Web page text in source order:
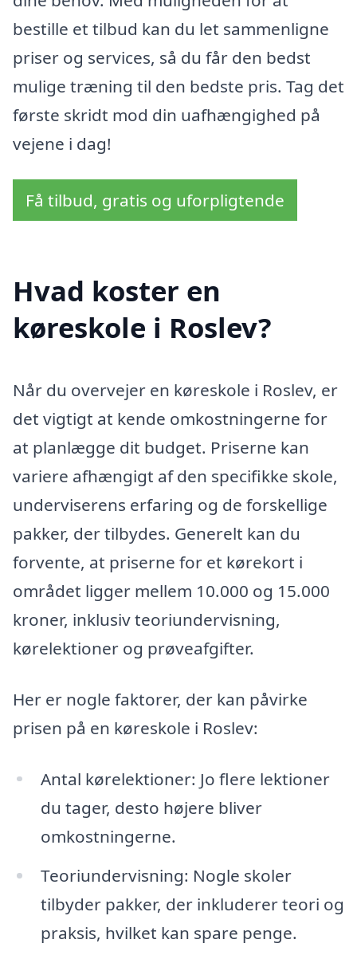
bestille et tilbud kan du let sammenligne
priser og services, så du får den bedst
mulige træning til den bedste pris. Tag det
første skridt mod din uafhængighed på
vejene i dag!
Få tilbud, gratis og uforpligtende
Hvad koster en
køreskole i Roslev?
Når du overvejer en køreskole i Roslev, er
det vigtigt at kende omkostningerne for
at planlægge dit budget. Priserne kan
variere afhængigt af den specifikke skole,
underviserens erfaring og de forskellige
pakker, der tilbydes. Generelt kan du
forvente, at priserne for et kørekort i
området ligger mellem 10.000 og 15.000
kroner, inklusiv teoriundervisning,
kørelektioner og prøveafgifter.
Her er nogle faktorer, der kan påvirke
prisen på en køreskole i Roslev:
Antal kørelektioner: Jo flere lektioner
du tager, desto højere bliver
omkostningerne.
Teoriundervisning: Nogle skoler
tilbyder pakker, der inkluderer teori og
praksis, hvilket kan spare penge.